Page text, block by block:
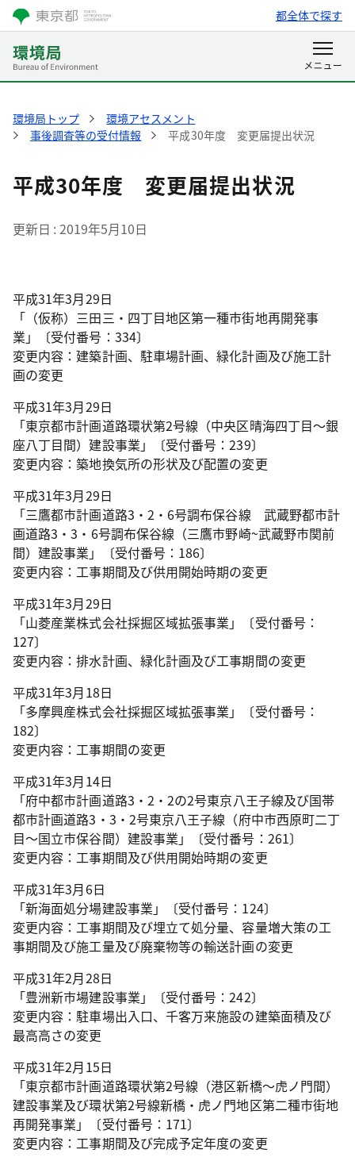
都全体で探す
環境局トップ
環境アセスメント
事後調査等の受付情報
平成30年度 変更届提出状況
平成30年度 変更届提出状況
更新日 2019年5月10日
平成31年3月29日
「（仮称）三田三・四丁目地区第一種市街地再開発事
業」〔受付番号：334〕
変更内容：建築計画、駐車場計画、緑化計画及び施工計
画の変更
平成31年3月29日
「東京都市計画道路環状第2号線（中央区晴海四丁目～銀
座八丁目間）建設事業」〔受付番号：239〕
変更内容：築地換気所の形状及び配置の変更
平成31年3月29日
「三鷹都市計画道路3・2・6号調布保谷線 武蔵野都市計
画道路3・3・6号調布保谷線（三鷹市野崎~武蔵野市関前
間）建設事業」〔受付番号：186〕
変更内容：工事期間及び供用開始時期の変更
平成31年3月29日
「山菱産業株式会社採掘区域拡張事業」〔受付番号：
127〕
変更内容：排水計画、緑化計画及び工事期間の変更
平成31年3月18日
「多摩興産株式会社採掘区域拡張事業」〔受付番号：
182〕
変更内容：工事期間の変更
平成31年3月14日
「府中都市計画道路3・2・2の2号東京八王子線及び国帯
都市計画道路3・3・2号東京八王子線（府中市西原町二丁
目～国立市保谷間）建設事業」〔受付番号：261〕
変更内容：工事期間及び供用開始時期の変更
平成31年3月6日
「新海面処分場建設事業」〔受付番号：124〕
変更内容：工事期間及び埋立て処分量、容量増大策の工
事期間及び施工量及び廃棄物等の輸送計画の変更
平成31年2月28日
「豊洲新市場建設事業」〔受付番号：242〕
変更内容：駐車場出入口、千客万来施設の建築面積及び
最高高さの変更
平成31年2月15日
「東京都市計画道路環状第2号線（港区新橋～虎ノ門間）
建設事業及び環状第2号線新橋・虎ノ門地区第二種市街地
再開発事業」〔受付番号：171〕
変更内容：工事期間及び完成予定年度の変更